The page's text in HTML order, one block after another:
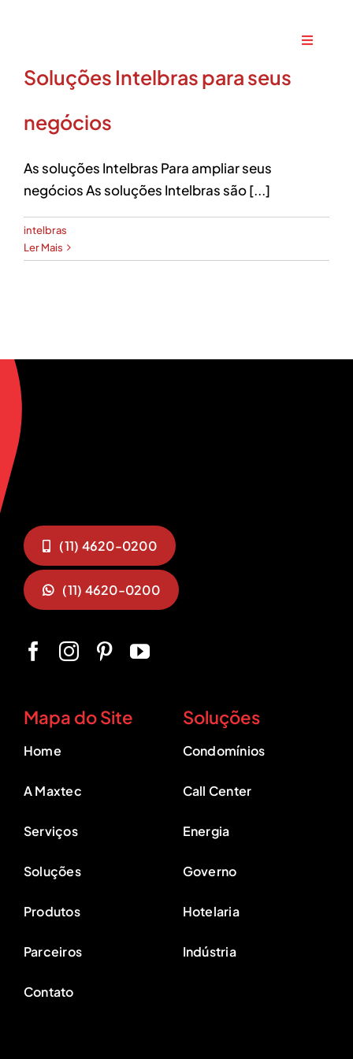
conteúdo
Toggle
Home
Serviços
Soluções Intelbras para seus
negócios
As soluções Intelbras Para ampliar seus
negócios As soluções Intelbras são [...]
intelbras
Ler Mais
(11) 4620-0200
(11) 4620-0200
Mapa do Site
Home
A Maxtec
Serviços
Soluções
Produtos
Parceiros
Contato
Soluções
Condomínios
Call Center
Energia
Governo
Hotelaria
Indústria